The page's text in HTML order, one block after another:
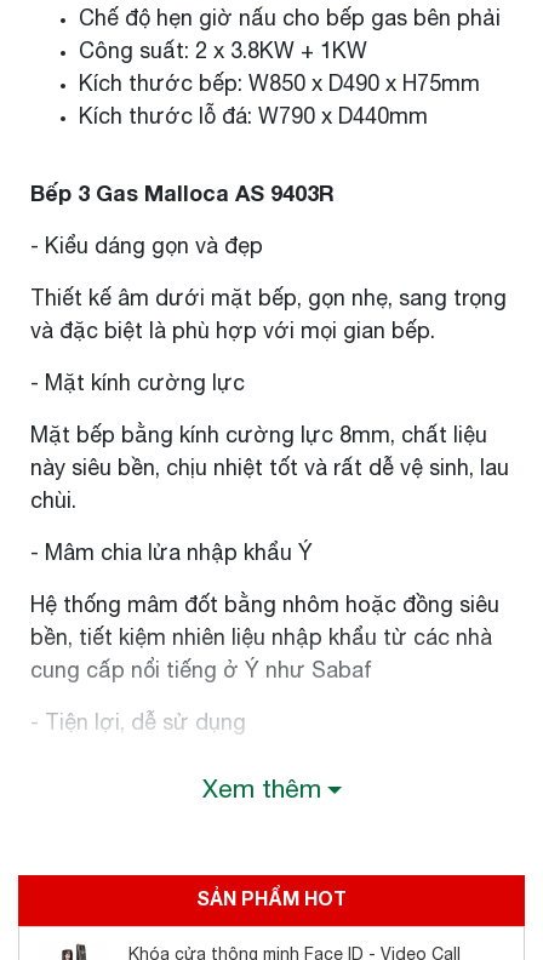
Chế độ hẹn giờ nấu cho bếp gas bên phải
Công suất: 2 x 3.8KW + 1KW
Kích thước bếp: W850 x D490 x H75mm
Kích thước lỗ đá: W790 x D440mm
Bếp 3 Gas Malloca AS 9403R
- Kiểu dáng gọn và đẹp
Thiết kế âm dưới mặt bếp, gọn nhẹ, sang trọng
và đặc biệt là phù hợp với mọi gian bếp.
- Mặt kính cường lực
Mặt bếp bằng kính cường lực 8mm, chất liệu
này siêu bền, chịu nhiệt tốt và rất dễ vệ sinh, lau
chùi.
- Mâm chia lửa nhập khẩu Ý
Hệ thống mâm đốt bằng nhôm hoặc đồng siêu
bền, tiết kiệm nhiên liệu nhập khẩu từ các nhà
cung cấp nổi tiếng ở Ý như Sabaf
- Tiện lợi, dễ sử dụng
Hệ thống núm dễ sử dụng, được thiết kế đẹp
- Đánh lửa bằng pin
Hệ thống đánh lửa cải tiến, bằng cách sử dụng
Xem thêm
SẢN PHẨM HOT
Khóa cửa thông minh Face ID - Video Call